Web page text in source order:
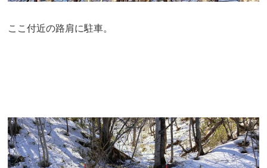
ここ付近の路肩に駐車。